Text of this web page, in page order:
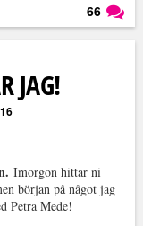
66
JAG!
Imorgon hittar ni
början på något jag
Petra Mede!